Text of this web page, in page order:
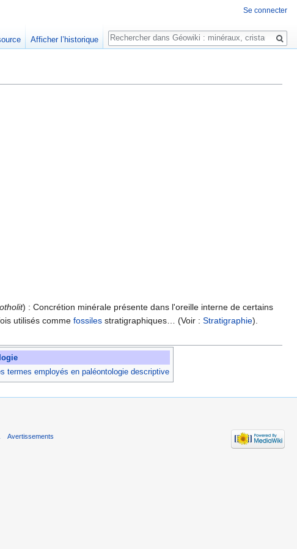
otholit) : Concrétion minérale présente dans l'oreille interne de certains
utilisés comme fossiles stratigraphiques… (Voir : Stratigraphie).
termes employés en paléontologie descriptive
Se connecter
Afficher l’historique
Rechercher
Avertissements